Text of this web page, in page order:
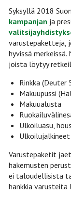
Syksyllä 2018
kampanjan ja
varustepaketteja,
hyvissä
joista löytyy
Rinkka (Deuter
Makuupussi
Makuualusta
Ulkoiluasu,
Ulkoilujalkineet
Varustepaketit
hakemusten
ei taloudellisista
hankkia varusteita